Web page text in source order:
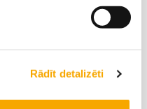
Rādīt detalizēti
Juris Dilāns